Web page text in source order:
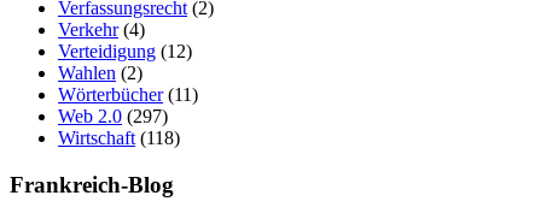
Verfassungsrecht(2)
Verkehr(4)
Verteidigung (12)
Wahlen (2)
Wörterbücher(11)
Web 2.0 (297)
Wirtschaft(118)
Frankreich-Blog